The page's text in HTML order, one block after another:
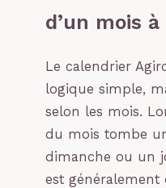
d’un mois à
Le calendrier
logique simple,
selon les mois.
du mois tombe
dimanche ou un
est